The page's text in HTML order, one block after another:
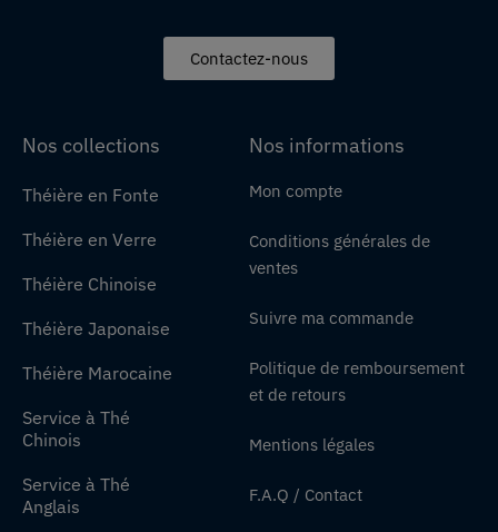
Contactez-nous
Nos collections
Théière en Fonte
Théière en Verre
Théière Chinoise
Théière Japonaise
Théière Marocaine
Service à Thé
Chinois
Service à Thé
Anglais
Nos informations
Mon compte
Conditions générales de
ventes
Suivre ma commande
Politique de remboursement
et de retours
Mentions légales
F.A.Q / Contact